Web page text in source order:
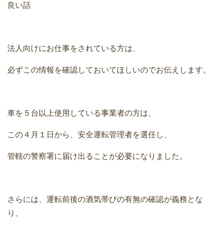
良い話
法人向けにお仕事をされている方は、
必ずこの情報を確認しておいてほしいのでお伝えします。
車を５台以上使用している事業者の方は、
この４月１日から、安全運転管理者を選任し、
管轄の警察署に届け出ることが必要になりました。
さらには、運転前後の酒気帯びの有無の確認が義務とな
り、